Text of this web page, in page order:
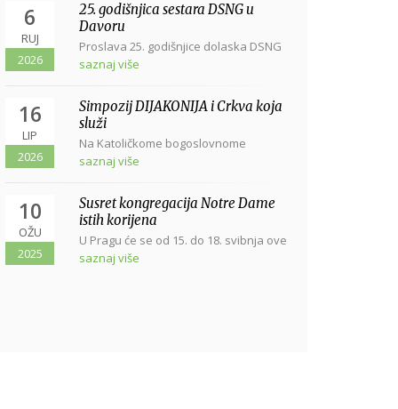
6
RUJ
2026
25. godišnjica sestara DSNG u
Davoru
Proslava 25. godišnjice dolaska DSNG
u Davor svetom misom u Davoru, u
crkvi...
saznaj više
16
LIP
2026
Simpozij DIJAKONIJA i Crkva koja
služi
Na Katoličkome bogoslovnome
fakultetu sveučilišta u Zagrebu, Vlaška
38, dana...
saznaj više
10
OŽU
2025
Susret kongregacija Notre Dame
istih korijena
U Pragu će se od 15. do 18. svibnja ove
godine održati Susret...
saznaj više